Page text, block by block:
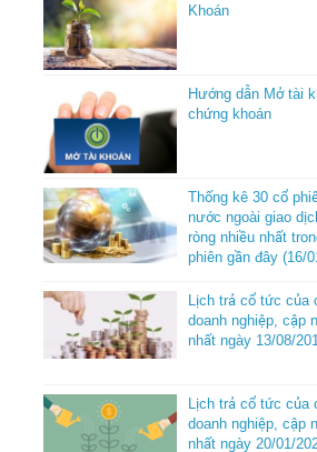
Khoán
Hướng dẫn Mở tài
chứng khoán
Thống kê 30 cổ
nước ngoài giao
ròng nhiều nhất
phiên gần đây (16/
Lịch trả cổ tức của
doanh nghiệp, cập
nhất ngày 13/08/
Lịch trả cổ tức của
doanh nghiệp, cập
nhất ngày 20/01/